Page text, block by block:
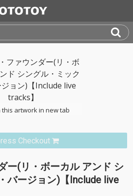
this artwork in new tab
Checkout
ー(リ・ボーカル アンド シ
バージョン)【Include live